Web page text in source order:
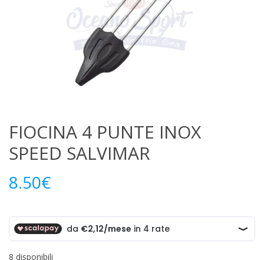
FIOCINA 4 PUNTE INOX
SPEED SALVIMAR
8.50€
8 disponibili